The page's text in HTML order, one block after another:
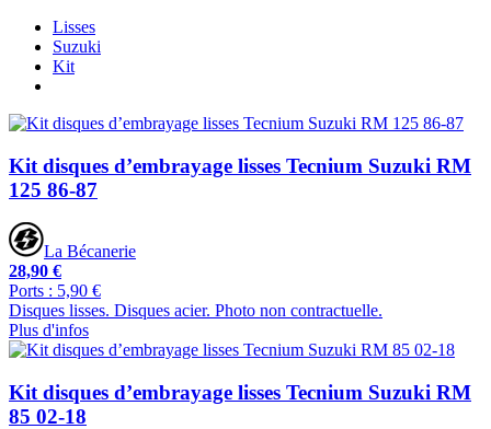
Lisses
Suzuki
Kit
Kit disques d’embrayage lisses Tecnium Suzuki RM
125 86-87
La Bécanerie
28,90 €
Ports : 5,90 €
Disques lisses. Disques acier. Photo non contractuelle.
Plus d'infos
Kit disques d’embrayage lisses Tecnium Suzuki RM
85 02-18